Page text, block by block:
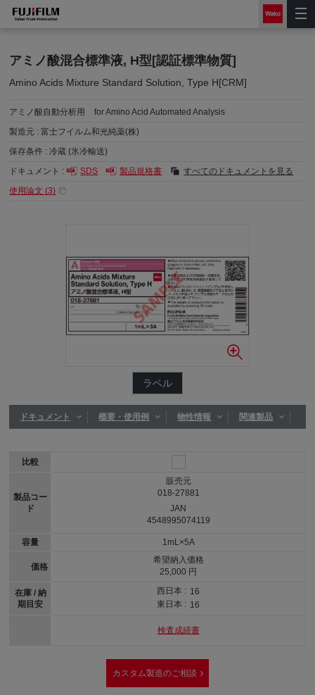
アミノ酸混合標準液, H型[認証標準物質]
Amino Acids Mixture Standard Solution, Type H[CRM]
アミノ酸自動分析用
for Amino Acid Automated Analysis
製造元 :富士フイルム和光純薬(株)
保存条件 :冷蔵 (氷冷輸送)
ドキュメント :
SDS 製品規格書
すべてのドキュメントを見る
使用論文 (3)
ラベル
ドキュメント 概要・使用例 物性情報 関連製品
比較
製品コー
ド
容量
価格
在庫 / 納
期目安
販売元
018-27881
JAN
4548995074119
1mL×5A
希望納入価格
25,000 円
西日本 : 16
東日本 : 16
検査成績書
カスタム製造のご相談